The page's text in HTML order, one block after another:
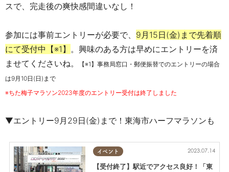
スで、完走後の爽快感間違いなし！
参加には事前エントリーが必要で、 9月15日(金)まで先着順
にて受付中【※1】 。興味のある方は早めにエントリーを済
ませてくださいね。
【※1】 事務局窓口・郵便振替でのエントリーの場合
は9月10日(日)まで
※ちた梅子マラソン2023年度のエントリー受付は終了しました
▼エントリー9月29日(金)まで！東海市ハーフマラソンも
イベント 2023.07.14
【受付終了】駅近でアクセス良好！「東